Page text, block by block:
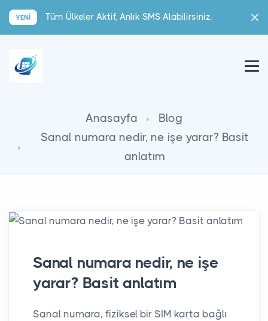
YENI Tüm Ülkeler Aktif, Anlık SMS Alabilirsiniz.
Anasayfa
Blog
Sanal numara nedir, ne işe yarar? Basit
anlatım
Sanal numara nedir, ne işe
yarar? Basit anlatım
Sanal numara, fiziksel bir SIM karta bağlı